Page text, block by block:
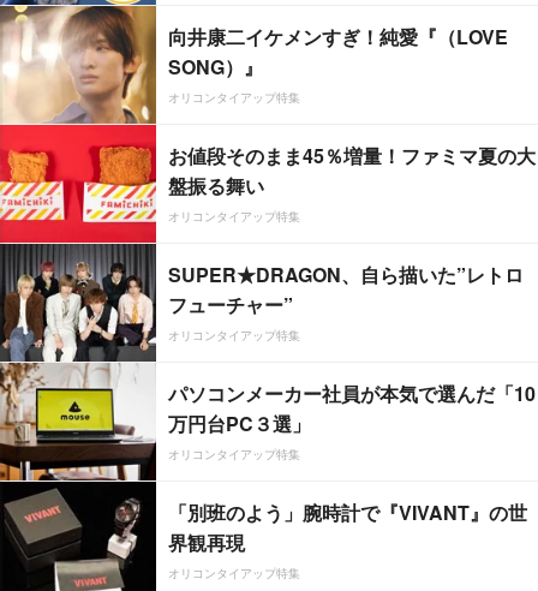
向井康二イケメンすぎ！純愛『（LOVE
SONG）』
オリコンタイアップ特集
お値段そのまま45％増量！ファミマ夏の大
盤振る舞い
オリコンタイアップ特集
SUPER★DRAGON、自ら描いた”レトロ
フューチャー”
オリコンタイアップ特集
パソコンメーカー社員が本気で選んだ「10
万円台PC３選」
オリコンタイアップ特集
「別班のよう」腕時計で『VIVANT』の世
界観再現
オリコンタイアップ特集